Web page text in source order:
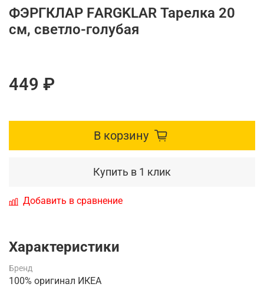
ФЭРГКЛАР FАRGKLAR Тарелка 20
см, светло-голубая
449 ₽
В корзину
Купить в 1 клик
Добавить в сравнение
Характеристики
Бренд
100% оригинал ИКЕА